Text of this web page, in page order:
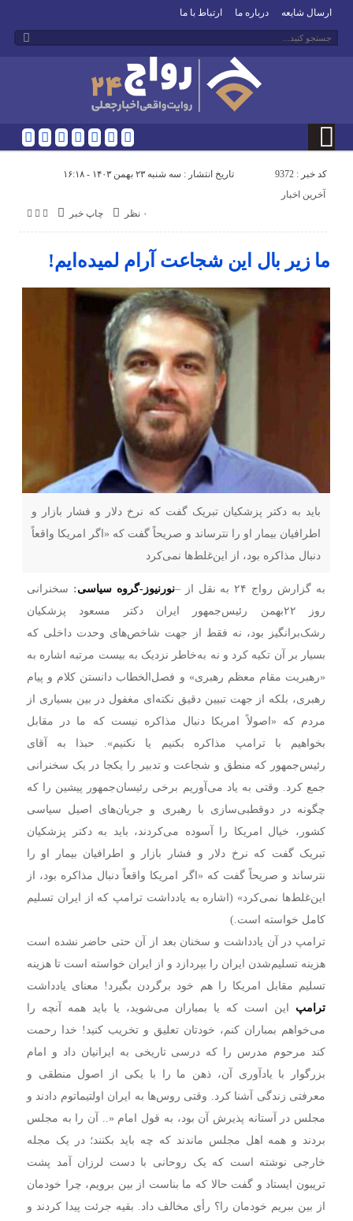
ارسال شایعه درباره ما ارتباط با ما
کد خبر : 9372 تاریخ انتشار : سه شنبه ۲۳ بهمن ۱۴۰۳ - ۱۶:۱۸
چاپ خبر ۰ نظر
آخرین اخبار
ما زیر بال این شجاعت آرام لمیده‌ایم!
باید به دکتر پزشکیان تبریک گفت که نرخ دلار و فشار بازار و
اطرافیان بیمار او را نترساند و صریحاً گفت که «اگر امریکا واقعاً
دنبال مذاکره بود، از این‌غلط‌ها نمی‌کرد
به گزارش رواج ۲۴ به نقل از – نورنیوز-گروه سیاسی: سخنرانی
روز ۲۲بهمن رئیس‌جمهور ایران دکتر مسعود پزشکیان
رشک‌برانگیز بود، نه فقط از جهت شاخص‌های وحدت داخلی که
بسیار بر آن تکیه کرد و نه به‌خاطر نزدیک به بیست مرتبه اشاره به
«رهبریت مقام معظم رهبری» و فصل‌الخطاب دانستن کلام و پیام
رهبری، بلکه از جهت تبیین دقیق نکته‌ای مغفول در بین بسیاری از
مردم که «اصولاً امریکا دنبال مذاکره نیست که ما در مقابل
بخواهیم با ترامپ مذاکره بکنیم یا نکنیم». حبذا به آقای
رئیس‌جمهور که منطق و شجاعت و تدبیر را یکجا در یک سخنرانی
جمع کرد. وقتی به یاد می‌آوریم برخی رئیسان‌جمهور پیشین را که
چگونه در دوقطبی‌سازی با رهبری و جریان‌های اصیل سیاسی
کشور، خیال امریکا را آسوده می‌کردند، باید به دکتر پزشکیان
تبریک گفت که نرخ دلار و فشار بازار و اطرافیان بیمار او را
نترساند و صریحاً گفت که «اگر امریکا واقعاً دنبال مذاکره بود، از
این‌غلط‌ها نمی‌کرد» (اشاره به یادداشت ترامپ که از ایران تسلیم
کامل خواسته است.)
ترامپ در آن یادداشت و سخنان بعد از آن حتی حاضر نشده است
هزینه تسلیم‌شدن ایران را بپردازد و از ایران خواسته است تا هزینه
تسلیم مقابل امریکا را هم خود برگردن بگیرد! معنای یادداشت
ترامپ این است که یا بمباران می‌شوید، یا باید همه آنچه را
می‌خواهم بمباران کنم، خودتان تعلیق و تخریب کنید! خدا رحمت
کند مرحوم مدرس را که درسی تاریخی به ایرانیان داد و امام
بزرگوار با یادآوری آن، ذهن ما را با یکی از اصول منطقی و
معرفتی زندگی آشنا کرد. وقتی روس‌ها به ایران اولتیماتوم دادند و
مجلس در آستانه پذیرش آن بود، به قول امام «.. آن را به مجلس
بردند و همه اهل مجلس ماندند که چه باید بکنند؛ در یک مجله
خارجى نوشته است که یک روحانى با دست لرزان آمد پشت
تریبون ایستاد و گفت حالا که ما بناست از بین برویم، چرا خودمان
از بین ببریم خودمان را؟ رأى مخالف داد. بقیه جرئت پیدا کردند و